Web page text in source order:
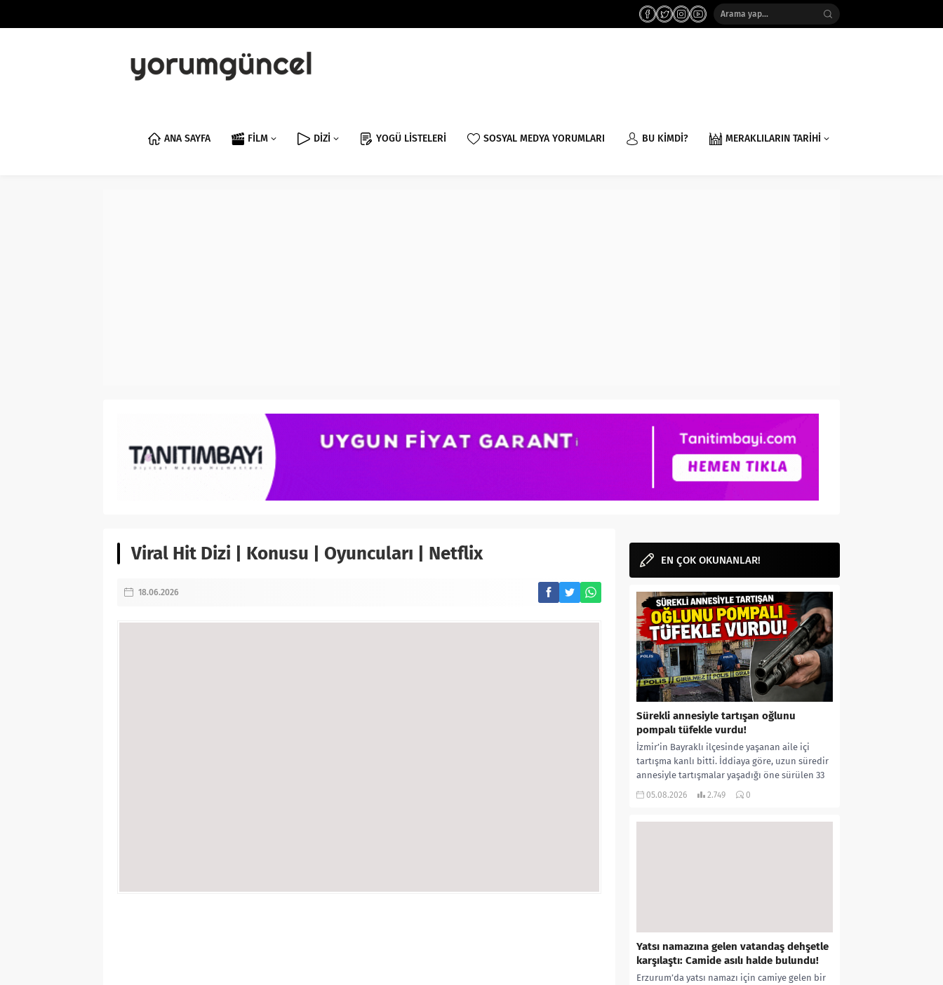
ANA SAYFA FİLM DİZİ YOGÜ LİSTELERİ SOSYAL MEDYA YORUMLARI BU KİMDİ? MERAKLILARIN TARİHİ
Viral Hit Dizi | Konusu | Oyuncuları | Netflix
18.06.2026
EN ÇOK OKUNANLAR!
Sürekli annesiyle tartışan oğlunu
pompalı tüfekle vurdu!
İzmir’in Bayraklı ilçesinde yaşanan aile içi
tartışma kanlı bitti. İddiaya göre, uzun süredir
annesiyle tartışmalar yaşadığı öne sürülen 33
yaşındaki...
05.08.2026 2.749 0
Yatsı namazına gelen vatandaş dehşetle
karşılaştı: Camide asılı halde bulundu!
Erzurum’da yatsı namazı için camiye gelen bir